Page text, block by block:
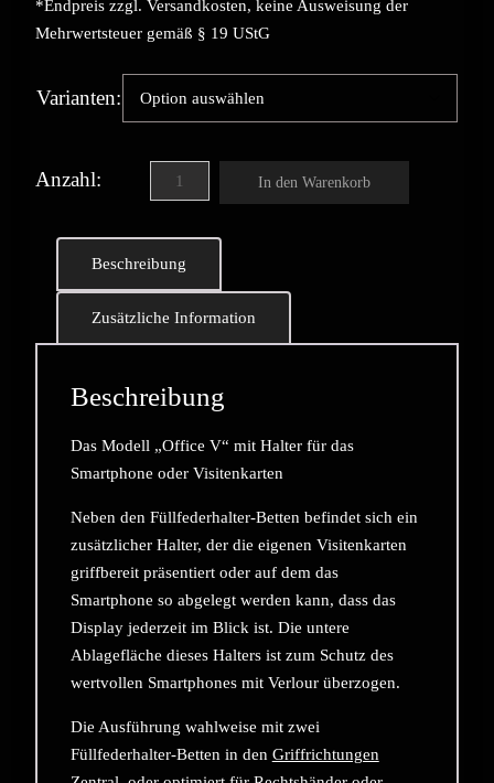
*Endpreis zzgl. Versandkosten, keine Ausweisung der
Mehrwertsteuer gemäß § 19 UStG
Varianten
In den Warenkorb
Beschreibung
Zusätzliche Information
Beschreibung
Das Modell „Office V“ mit Halter für das
Smartphone oder Visitenkarten
Neben den Füllfederhalter-Betten befindet sich ein
zusätzlicher Halter, der die eigenen Visitenkarten
griffbereit präsentiert oder auf dem das
Smartphone so abgelegt werden kann, dass das
Display jederzeit im Blick ist. Die untere
Ablagefläche dieses Halters ist zum Schutz des
wertvollen Smartphones mit Verlour überzogen.
Die Ausführung wahlweise mit zwei
Füllfederhalter-Betten in den Griffrichtungen